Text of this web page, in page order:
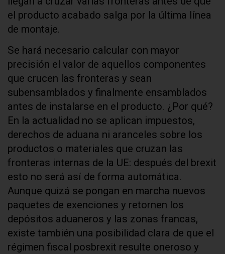
el producto acabado salga por la última línea
de montaje.
Se hará necesario calcular con mayor
precisión el valor de aquellos componentes
que crucen las fronteras y sean
subensamblados y finalmente ensamblados
antes de instalarse en el producto. ¿Por qué?
En la actualidad no se aplican impuestos,
derechos de aduana ni aranceles sobre los
productos o materiales que cruzan las
fronteras internas de la UE: después del brexit
esto no será así de forma automática.
Aunque quizá se pongan en marcha nuevos
paquetes de exenciones y retornen los
depósitos aduaneros y las zonas francas,
existe también una posibilidad clara de que el
régimen fiscal posbrexit resulte oneroso y